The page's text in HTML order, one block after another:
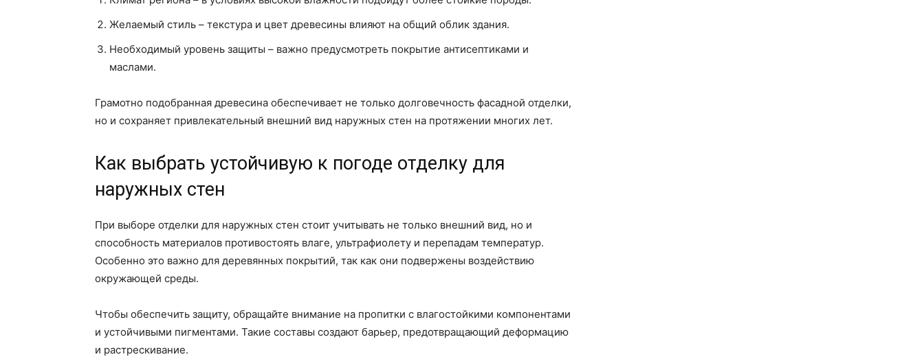
Желаемый стиль – текстура и цвет древесины влияют на общий облик здания.
Необходимый уровень защиты – важно предусмотреть покрытие антисептиками и
маслами.
Грамотно подобранная древесина обеспечивает не только долговечность фасадной отделки,
но и сохраняет привлекательный внешний вид наружных стен на протяжении многих лет.
Как выбрать устойчивую к погоде отделку для
наружных стен
При выборе отделки для наружных стен стоит учитывать не только внешний вид, но и
способность материалов противостоять влаге, ультрафиолету и перепадам температур.
Особенно это важно для деревянных покрытий, так как они подвержены воздействию
окружающей среды.
Чтобы обеспечить защиту, обращайте внимание на пропитки с влагостойкими компонентами
и устойчивыми пигментами. Такие составы создают барьер, предотвращающий деформацию
и растрескивание.